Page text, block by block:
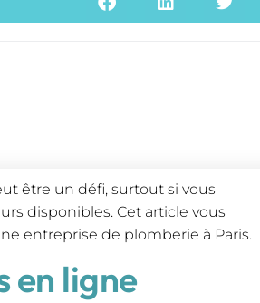
être un défi, surtout si vous
disponibles. Cet article vous
entreprise de plomberie à Paris.
en ligne